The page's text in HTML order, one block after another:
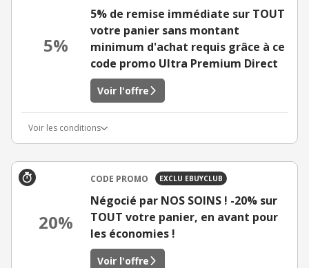
5%
5% de remise immédiate sur TOUT
votre panier sans montant
minimum d'achat requis grâce à ce
code promo Ultra Premium Direct
Voir l'offre
Voir les conditions
20%
CODE PROMO EXCLU EBUYCLUB
Négocié par NOS SOINS ! -20% sur
TOUT votre panier, en avant pour
les économies !
Voir l'offre